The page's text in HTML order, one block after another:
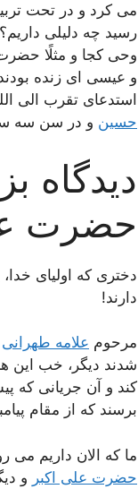
می كرد و در تحت
رسید چه دلیلی
وحی كجا و مثلًا
و عیسی ای زنده
استدعای تقرب الی
حسین و در سن سه
دیدگاه
حضرت
دختری كه اولیای
دارند!
مرحوم علامه طهرانی
شدند دیگر، خب این
كند و آن جریانی كه
برسند كه از مقام
ما كه الان داریم می
حضرت علی اكبر و